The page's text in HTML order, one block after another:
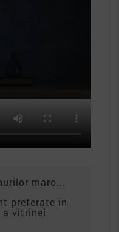
maro...
preferate in
vitrinei